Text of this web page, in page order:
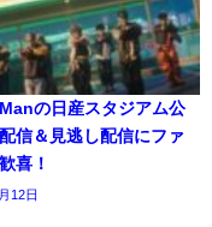
の日産スタジアム公
信＆見逃し配信にファ
喜！
12日